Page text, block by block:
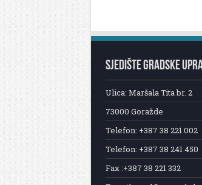
SJEDIŠTE GRADSKE
Ulica: Maršala Tita br. 2
73000 Goražde
Telefon: +387 38 221 002
Telefon: +387 38 241 450
Fax :+387 38 221 332